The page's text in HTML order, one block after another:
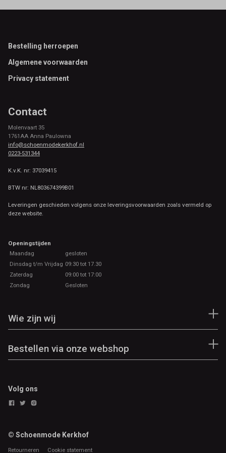
Footer
Bestelling herroepen
Algemene voorwaarden
Privacy statement
Contact
Molenvaart 35
1761AA Anna Paulowna
info@schoenmodekerkhof.nl
0223-531344
K.v.K. nr: 37039415
BTW nr: NL803674399B01
Leveringen geschieden volgens onze leveringsvoorwaarden zoals vermeld op
deze website.
Openingstijden
Maandag
gesloten
Dinsdag t/m Vrijdag 09:30 tot 17.30
Zaterdag
09:00 tot 17:00
Zondag
Gesloten
Wie zijn wij
Bestellen via onze webshop
Volg ons
© Schoenmode Kerkhof
Retourneren Cookie statement